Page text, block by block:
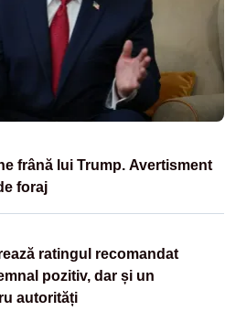
frână lui Trump. Avertisment
foraj
ratingul recomandat
pozitiv, dar și un
autorități